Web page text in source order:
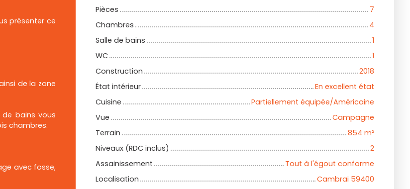
présenter ce
de la zone
bains vous
chambres.
avec fosse,
Pièces
7
Chambres
4
Salle de bains
1
WC
1
Construction
2018
État intérieur
En excellent état
Cuisine
Partiellement équipée/Américaine
Vue
Campagne
Terrain
854 m²
Niveaux (RDC inclus)
2
Assainissement
Tout à l'égout conforme
Localisation
Cambrai 59400